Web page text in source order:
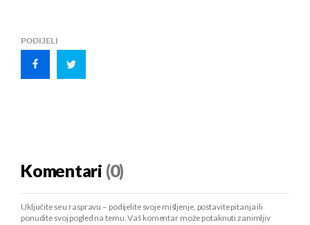
PODIJELI
Komentari (0)
Uključite se u raspravu – podijelite svoje mišljenje, postavite pitanja ili
ponudite svoj pogled na temu. Vaš komentar može potaknuti zanimljiv